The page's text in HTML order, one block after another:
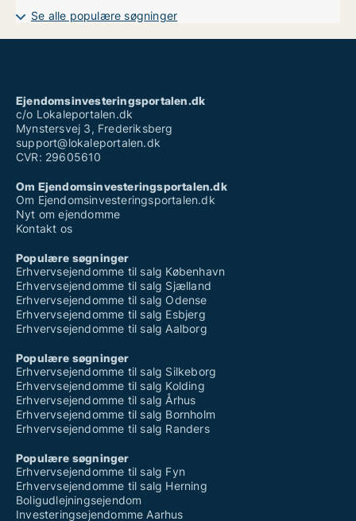
Se alle populære søgninger
Ejendomsinvesteringsportalen.dk
c/o Lokaleportalen.dk
Mynstersvej 3, Frederiksberg
support@lokaleportalen.dk
CVR: 29605610
Om Ejendomsinvesteringsportalen.dk
Om Ejendomsinvesteringsportalen.dk
Nyt om ejendomme
Kontakt os
Populære søgninger
Erhvervsejendomme til salg København
Erhvervsejendomme til salg Sjælland
Erhvervsejendomme til salg Odense
Erhvervsejendomme til salg Esbjerg
Erhvervsejendomme til salg Aalborg
Populære søgninger
Erhvervsejendomme til salg Silkeborg
Erhvervsejendomme til salg Kolding
Erhvervsejendomme til salg Århus
Erhvervsejendomme til salg Bornholm
Erhvervsejendomme til salg Randers
Populære søgninger
Erhvervsejendomme til salg Fyn
Erhvervsejendomme til salg Herning
Boligudlejningsejendom
Investeringsejendomme Aarhus